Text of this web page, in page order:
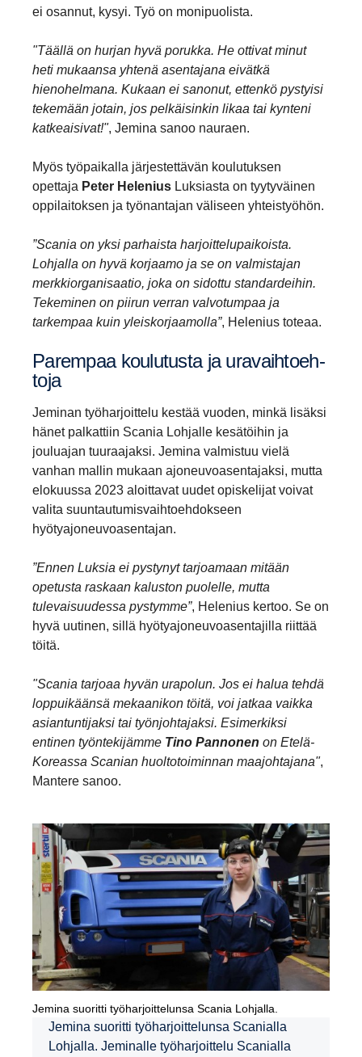
ei osannut, kysyi. Työ on monipuolista.
"Täällä on hurjan hyvä porukka. He ottivat minut
heti mukaansa yhtenä asentajana eivätkä
hienohelmana. Kukaan ei sanonut, ettenkö pystyisi
tekemään jotain, jos pelkäisinkin likaa tai kynteni
katkeaisivat!", Jemina sanoo nauraen.
Myös työpaikalla järjestettävän koulutuksen
opettaja Peter Helenius Luksiasta on tyytyväinen
oppilaitoksen ja työnantajan väliseen yhteistyöhön.
”Scania on yksi parhaista harjoittelupaikoista.
Lohjalla on hyvä korjaamo ja se on valmistajan
merkkiorganisaatio, joka on sidottu standardeihin.
Tekeminen on piirun verran valvotumpaa ja
tarkempaa kuin yleiskorjaamolla”, Helenius toteaa.
Parempaa koulu­tusta ja uravaih­toeh­
toja
Jeminan työharjoittelu kestää vuoden, minkä lisäksi
hänet palkattiin Scania Lohjalle kesätöihin ja
jouluajan tuuraajaksi. Jemina valmistuu vielä
vanhan mallin mukaan ajoneuvoasentajaksi, mutta
elokuussa 2023 aloittavat uudet opiskelijat voivat
valita suuntautumisvaihtoehdokseen
hyötyajoneuvoasentajan.
”Ennen Luksia ei pystynyt tarjoamaan mitään
opetusta raskaan kaluston puolelle, mutta
tulevaisuudessa pystymme”, Helenius kertoo. Se on
hyvä uutinen, sillä hyötyajoneuvoasentajilla riittää
töitä.
"Scania tarjoaa hyvän urapolun. Jos ei halua tehdä
loppuikäänsä mekaanikon töitä, voi jatkaa vaikka
asiantuntijaksi tai työnjohtajaksi. Esimerkiksi
entinen työntekijämme Tino Pannonen on Etelä-
Koreassa Scanian huoltotoiminnan maajohtajana",
Mantere sanoo.
Jemina suoritti työharjoittelunsa Scania Lohjalla.
Jemina suoritti työharjoittelunsa Scanialla
Lohjalla. Jeminalle työharjoittelu Scanialla